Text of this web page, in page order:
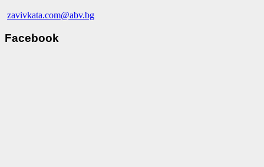
zavivkata.com@abv.bg
Facebook